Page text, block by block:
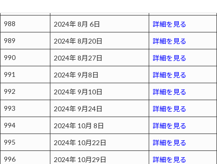
988
2024年 8月 6日
詳細を見る
989
2024年 8月20日
詳細を見る
990
2024年 8月27日
詳細を見る
991
2024年 9月8日
詳細を見る
992
2024年 9月10日
詳細を見る
993
2024年 9月24日
詳細を見る
994
2024年 10月 8日
詳細を見る
995
2024年 10月22日
詳細を見る
996
2024年 10月29日
詳細を見る